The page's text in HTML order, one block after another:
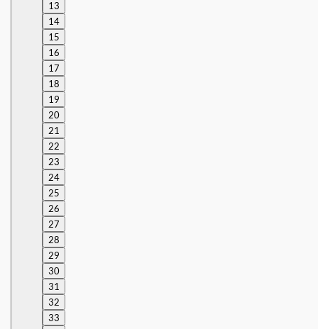
13
14
15
16
17
18
19
20
21
22
23
24
25
26
27
28
29
30
31
32
33